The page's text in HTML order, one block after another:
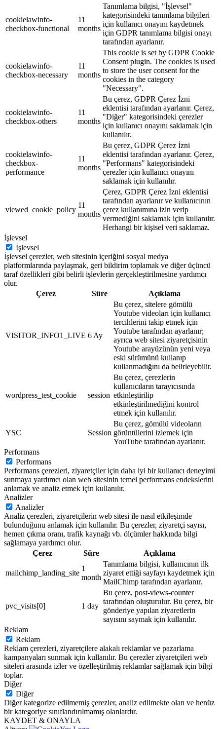
cookielawinfo-
checkbox-functional
11
months
Tanımlama bilgisi, "İşlevsel"
kategorisindeki tanımlama bilgileri
için kullanıcı onayını kaydetmek
için GDPR tanımlama bilgisi onayı
tarafından ayarlanır.
cookielawinfo-
checkbox-necessary
11
months
This cookie is set by GDPR Cookie
Consent plugin. The cookies is used
to store the user consent for the
cookies in the category
"Necessary".
cookielawinfo-
checkbox-others
11
months
Bu çerez, GDPR Çerez İzni
eklentisi tarafından ayarlanır. Çerez,
"Diğer" kategorisindeki çerezler
için kullanıcı onayını saklamak için
kullanılır.
cookielawinfo-
checkbox-
performance
11
months
Bu çerez, GDPR Çerez İzni
eklentisi tarafından ayarlanır. Çerez,
"Performans" kategorisindeki
çerezler için kullanıcı onayını
saklamak için kullanılır.
viewed_cookie_policy
11
months
Çerez, GDPR Çerez İzni eklentisi
tarafından ayarlanır ve kullanıcının
çerez kullanımına izin verip
vermediğini saklamak için kullanılır.
Herhangi bir kişisel veri saklamaz.
İşlevsel
İşlevsel
İşlevsel çerezler, web sitesinin içeriğini sosyal medya
platformlarında paylaşmak, geri bildirim toplamak ve diğer üçüncü
taraf özellikleri gibi belirli işlevlerin gerçekleştirilmesine yardımcı
olur.
Çerez
Süre Açıklama
VISITOR_INFO1_LIVE 6 Ay
Bu çerez, sitelere gömülü
Youtube videoları için kullanıcı
tercihlerini takip etmek için
Youtube tarafından ayarlanır;
ayrıca web sitesi ziyaretçisinin
Youtube arayüzünün yeni veya
eski sürümünü kullanıp
kullanmadığını da belirleyebilir.
wordpress_test_cookie session
Bu çerez, çerezlerin
kullanıcıların tarayıcısında
etkinleştirilip
etkinleştirilmediğini kontrol
etmek için kullanılır.
YSC Session
Bu çerez, gömülü videoların
görüntülerini izlemek için
YouTube tarafından ayarlanır.
Performans
Performans
Performans çerezleri, ziyaretçiler için daha iyi bir kullanıcı deneyimi
sunmaya yardımcı olan web sitesinin temel performans endekslerini
anlamak ve analiz etmek için kullanılır.
Analizler
Analizler
Analiz çerezleri, ziyaretçilerin web sitesi ile nasıl etkileşimde
bulunduğunu anlamak için kullanılır. Bu çerezler, ziyaretçi sayısı,
hemen çıkma oranı, trafik kaynağı vb. ölçümler hakkında bilgi
sağlamaya yardımcı olur.
Çerez
Süre Açıklama
mailchimp_landing_site
1
month
Tanımlama bilgisi, kullanıcının ilk
ziyaret ettiği sayfayı kaydetmek için
MailChimp tarafından ayarlanır.
pvc_visits[0] 1 day
Bu çerez, post-views-counter
tarafından oluşturulur. Bu çerez, bir
gönderiye yapılan ziyaretlerin
sayısını saymak için kullanılır.
Reklam
Reklam
Reklam çerezleri, ziyaretçilere alakalı reklamlar ve pazarlama
kampanyaları sunmak için kullanılır. Bu çerezler ziyaretçileri web
siteleri arasında izler ve özelleştirilmiş reklamlar sağlamak için bilgi
toplar.
Diğer
Diğer
Diğer kategorize edilmemiş çerezler, analiz edilmekte olan ve henüz
bir kategoriye sınıflandırılmamış olanlardır.
KAYDET & ONAYLA